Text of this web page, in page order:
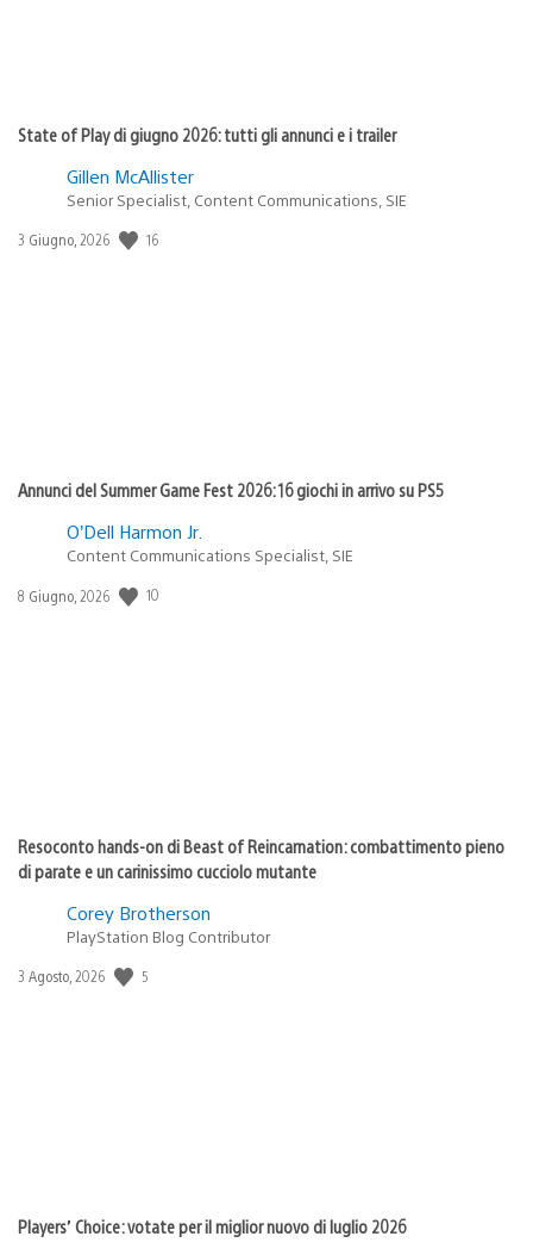
State of Play di giugno 2026: tutti gli annunci e i trailer
Gillen McAllister
Senior Specialist, Content Communications, SIE
Data
3 Giugno, 2026 16
Annunci del Summer Game Fest 2026: 16 giochi in arrivo su PS5
O’Dell Harmon Jr.
Content Communications Specialist, SIE
Data
8 Giugno, 2026 10
Resoconto hands-on di Beast of Reincarnation: combattimento pieno
di parate e un carinissimo cucciolo mutante
Corey Brotherson
PlayStation Blog Contributor
Data
3 Agosto, 2026 5
Players’ Choice: votate per il miglior nuovo di luglio 2026